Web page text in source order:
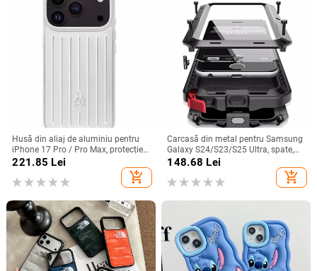
Husă din aliaj de aluminiu pentru
iPhone 17 Pro / Pro Max, protecție
anti-cădere, închidere magnetică,
turnare prin injecție, posibilitate de
personalizare
221.85 Lei
add_shopping_cart
Carcasă din metal pentru Samsung
Galaxy S24/S23/S25 Ultra, spate,
prelucrată, personalizabilă, disipare
căldură, anti-cadere, anti-amprentă
148.68 Lei
add_shopping_cart